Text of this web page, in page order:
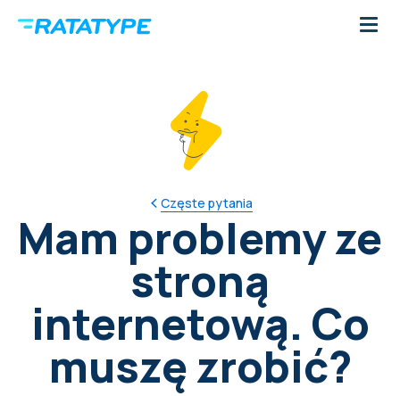
Częste pytania
Mam problemy ze
stroną
internetową. Co
muszę zrobić?